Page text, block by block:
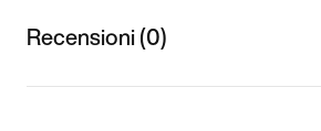
Recensioni (0)